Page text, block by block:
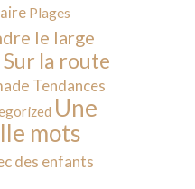
Plages
le large
Sur la route
Tendances
Une
mots
des enfants